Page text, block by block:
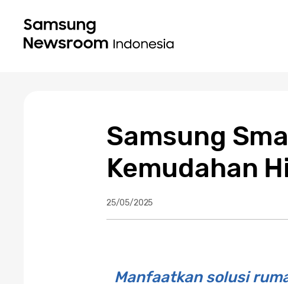
Samsung
Kemudahan
25/05/2025
Manfaatkan solusi